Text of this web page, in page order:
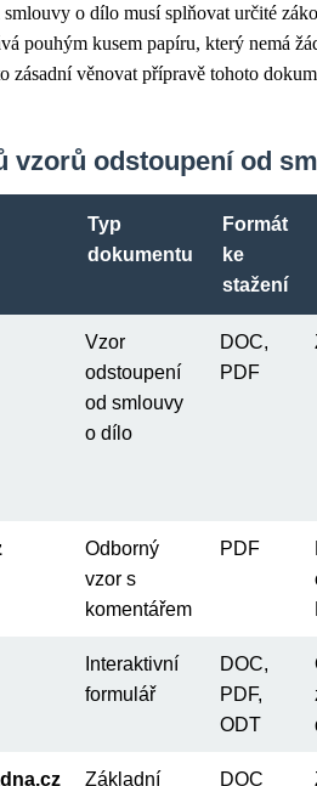
o dílo musí splňovat určité
pouhým kusem papíru, který nemá
zásadní věnovat přípravě tohoto
vzorů odstoupení od
Typ
dokumentu
Formát
ke
stažení
Vzor
odstoupení
od smlouvy
o dílo
DOC,
PDF
Odborný
vzor s
komentářem
PDF
Interaktivní
formulář
DOC,
PDF,
ODT
Základní
DOC